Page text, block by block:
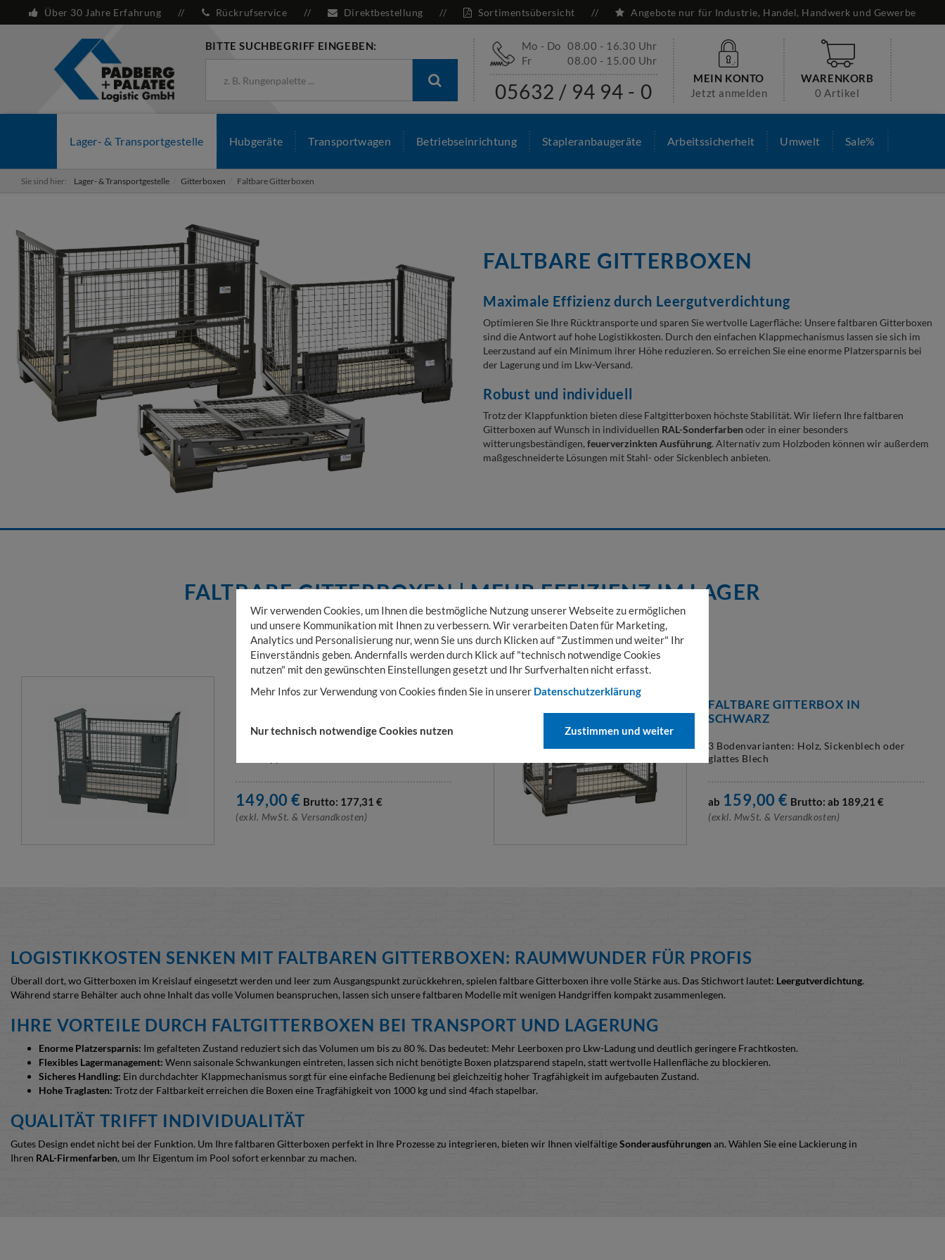
Über 30 Jahre Erfahrung Rückrufservice Direktbestellung Sortimentsübersicht Angebote nur für Industrie, Handel, Handwerk und Gewerbe
BITTE SUCHBEGRIFF EINGEBEN: Mo - Do 08.00 - 16.30 Uhr
Fr
08.00 - 15.00 Uhr
05632 / 94 94 - 0
MEIN KONTO
Jetzt anmelden
WARENKORB
0 Artikel
Lager- & Transportgestelle Hubgeräte Transportwagen Betriebseinrichtung Stapleranbaugeräte Arbeitssicherheit Umwelt Sale%
Sie sind hier: Lager- & Transportgestelle Gitterboxen Faltbare Gitterboxen
FALTBARE GITTERBOXEN
Maximale Effizienz durch Leergutverdichtung
Optimieren Sie Ihre Rücktransporte und sparen Sie wertvolle Lagerfläche: Unsere faltbaren Gitterboxen
sind die Antwort auf hohe Logistikkosten. Durch den einfachen Klappmechanismus lassen sie sich im
Leerzustand auf ein Minimum ihrer Höhe reduzieren. So erreichen Sie eine enorme Platzersparnis bei
der Lagerung und im Lkw-Versand.
Robust und individuell
Trotz der Klappfunktion bieten diese Faltgitterboxen höchste Stabilität. Wir liefern Ihre faltbaren
Gitterboxen auf Wunsch in individuellen RAL-Sonderfarben oder in einer besonders
witterungsbeständigen, feuerverzinkten Ausführung. Alternativ zum Holzboden können wir außerdem
maßgeschneiderte Lösungen mit Stahl- oder Sickenblech anbieten.
FALTBARE GITTERBOXEN | MEHR EFFIZIENZ IM LAGER
149,00€ Brutto: 177,31 €
(exkl. MwSt. & Versandkosten)
FALTBARE GITTERBOX IN
SCHWARZ
3 Bodenvarianten: Holz, Sickenblech oder
glattes Blech
ab 159,00€ Brutto: ab 189,21 €
(exkl. MwSt. & Versandkosten)
LOGISTIKKOSTEN SENKEN MIT FALTBAREN GITTERBOXEN: RAUMWUNDER FÜR PROFIS
Überall dort, wo Gitterboxen im Kreislauf eingesetzt werden und leer zum Ausgangspunkt zurückkehren, spielen faltbare Gitterboxen ihre volle Stärke aus. Das Stichwort lautet: Leergutverdichtung.
Während starre Behälter auch ohne Inhalt das volle Volumen beanspruchen, lassen sich unsere faltbaren Modelle mit wenigen Handgriffen kompakt zusammenlegen.
IHRE VORTEILE DURCH FALTGITTERBOXEN BEI TRANSPORT UND LAGERUNG
Enorme Platzersparnis: Im gefalteten Zustand reduziert sich das Volumen um bis zu 80 %. Das bedeutet: Mehr Leerboxen pro Lkw-Ladung und deutlich geringere Frachtkosten.
Flexibles Lagermanagement: Wenn saisonale Schwankungen eintreten, lassen sich nicht benötigte Boxen platzsparend stapeln, statt wertvolle Hallenfläche zu blockieren.
Sicheres Handling: Ein durchdachter Klappmechanismus sorgt für eine einfache Bedienung bei gleichzeitig hoher Tragfähigkeit im aufgebauten Zustand.
Hohe Traglasten: Trotz der Faltbarkeit erreichen die Boxen eine Tragfähigkeit von 1000 kg und sind 4fach stapelbar.
QUALITÄT TRIFFT INDIVIDUALITÄT
Gutes Design endet nicht bei der Funktion. Um Ihre faltbaren Gitterboxen perfekt in Ihre Prozesse zu integrieren, bieten wir Ihnen vielfältigeSonderausführungenan. Wählen Sie eine Lackierung in
Ihren RAL-Firmenfarben, um Ihr Eigentum im Pool sofort erkennbar zu machen.
Wir verwenden Cookies, um Ihnen die bestmögliche Nutzung unserer Webseite zu ermöglichen
und unsere Kommunikation mit Ihnen zu verbessern. Wir verarbeiten Daten für Marketing,
Analytics und Personalisierung nur, wenn Sie uns durch Klicken auf "Zustimmen und weiter" Ihr
Einverständnis geben. Andernfalls werden durch Klick auf "technisch notwendige Cookies
nutzen" mit den gewünschten Einstellungen gesetzt und Ihr Surfverhalten nicht erfasst.
Mehr Infos zur Verwendung von Cookies finden Sie in unserer Datenschutzerklärung
Nur technisch notwendige Cookies nutzen Zustimmen und weiter